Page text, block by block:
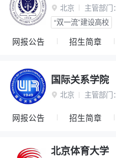
 北京 主管部门：
“双一流”建设高校
网报公告 招生简章
国际关系学院
 北京 主管部门：
网报公告 招生简章
北京体育大学